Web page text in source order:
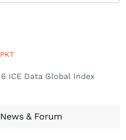
PKT
ICE Data Global Index
& Forum